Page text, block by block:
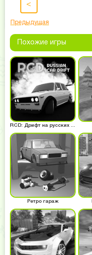
<
Предыдущая
Похожие игры
Ретро гараж